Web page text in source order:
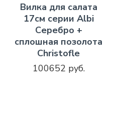
Вилка для салата
17см серии Albi
Серебро +
сплошная позолота
Christofle
100652 руб.